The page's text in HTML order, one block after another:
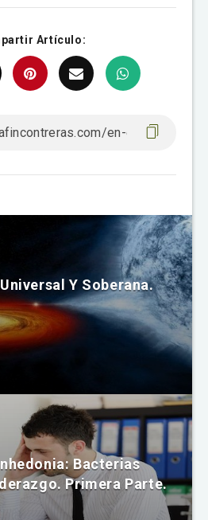
Artículo:
Y Soberana.
Bacterias
Primera Parte.